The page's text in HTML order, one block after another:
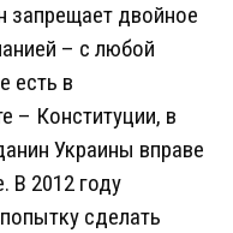
запрещает двойное
– с любой
есть в
– Конституции, в
Украины вправе
В 2012 году
сделать